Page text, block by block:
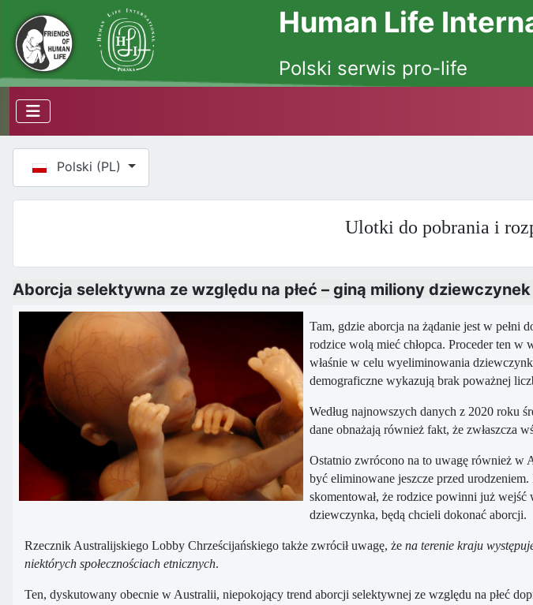
Human Life
Polski serwis pro-life
Wybierz swój język
Polski (PL)
Ulotki do pobrania i
Aborcja selektywna ze względu na płeć – giną miliony dziewczynek
Tam, gdzie aborcja na żądanie jest w
rodzice wolą mieć chłopca. Proceder ten
właśnie w celu wyeliminowania
demograficzne wykazują brak poważnej
Według najnowszych danych z 2020 roku
dane obnażają również fakt, że zwłaszcza
Ostatnio zwrócono na to uwagę również w
być eliminowane jeszcze przed
skomentował, że rodzice powinni już
dziewczynka, będą chcieli dokonać aborcji.
Rzecznik Australijskiego Lobby Chrześcijańskiego także zwrócił uwagę, że na terenie kraju
niektórych społecznościach etnicznych.
Ten, dyskutowany obecnie w Australii, niepokojący trend aborcji selektywnej ze względu na płeć